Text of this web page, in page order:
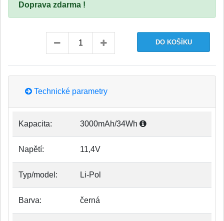
Doprava zdarma !
Technické parametry
Kapacita: 3000mAh/34Wh
Napětí: 11,4V
Typ/model: Li-Pol
Barva: černá